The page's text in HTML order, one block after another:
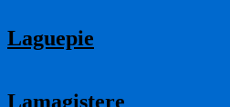
Laguepie
Lamagistere